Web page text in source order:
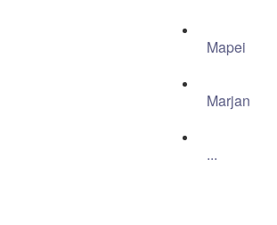
Mapei
Marjan
...